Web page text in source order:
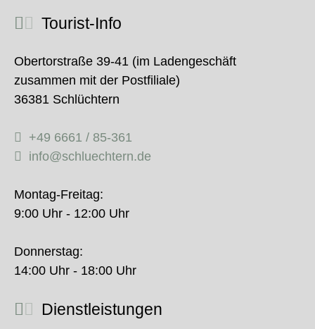
Tourist-Info
Obertorstraße 39-41 (im Ladengeschäft
zusammen mit der Postfiliale)
36381 Schlüchtern
+49 6661 / 85-361
info@schluechtern.de
Montag-Freitag:
9:00 Uhr - 12:00 Uhr
Donnerstag:
14:00 Uhr - 18:00 Uhr
Dienstleistungen